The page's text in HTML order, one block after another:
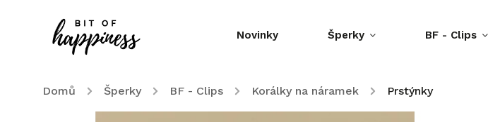
Novinky Šperky BF - Clips
Domů / Šperky / BF - Clips / Korálky na náramek / Prstýnky